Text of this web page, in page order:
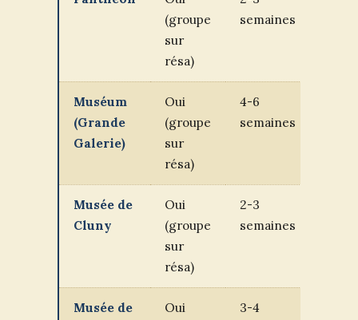
(groupe
sur
résa)
semaines
Muséum
(Grande
Galerie)
Oui
(groupe
sur
résa)
4-6
semaines
Musée de
Cluny
Oui
(groupe
sur
résa)
2-3
semaines
Musée de
Oui
3-4